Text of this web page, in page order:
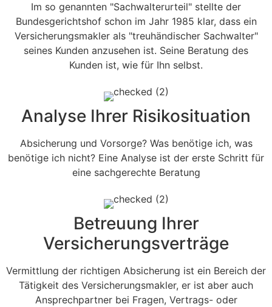
Im so genannten "Sachwalterurteil" stellte der
Bundesgerichtshof schon im Jahr 1985 klar, dass ein
Versicherungsmakler als "treuhändischer Sachwalter"
seines Kunden anzusehen ist. Seine Beratung des
Kunden ist, wie für Ihn selbst.
Analyse Ihrer Risikosituation
Absicherung und Vorsorge? Was benötige ich, was
benötige ich nicht? Eine Analyse ist der erste Schritt für
eine sachgerechte Beratung
Betreuung Ihrer
Versicherungsverträge
Vermittlung der richtigen Absicherung ist ein Bereich der
Tätigkeit des Versicherungsmakler, er ist aber auch
Ansprechpartner bei Fragen, Vertrags- oder